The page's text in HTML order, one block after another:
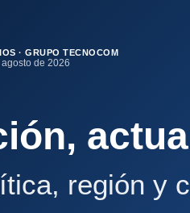
· GRUPO TECNOCOM
de 2026
región y